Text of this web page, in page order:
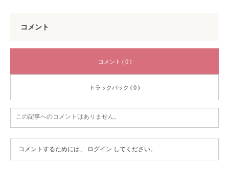
コメント
コメント ( 0 )
トラックバック ( 0 )
この記事へのコメントはありません。
コメントするためには、 ログイン してください。